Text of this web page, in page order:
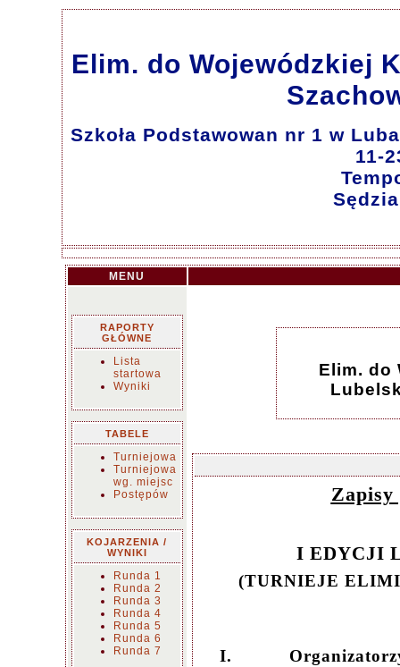
Elim. do Wojewódzkiej
Szkoła Podstawowan nr 1 w
11-
MENU
RAPORTY
GŁÓWNE
Lista
startowa
Wyniki
TABELE
Turniejowa
Turniejowa
wg. miejsc
Postępów
KOJARZENIA /
WYNIKI
Runda 1
Runda 2
Runda 3
Runda 4
Runda 5
Runda 6
Runda 7
Elim. do
Zapisy
I EDYCJI
(TURNIEJE
I.